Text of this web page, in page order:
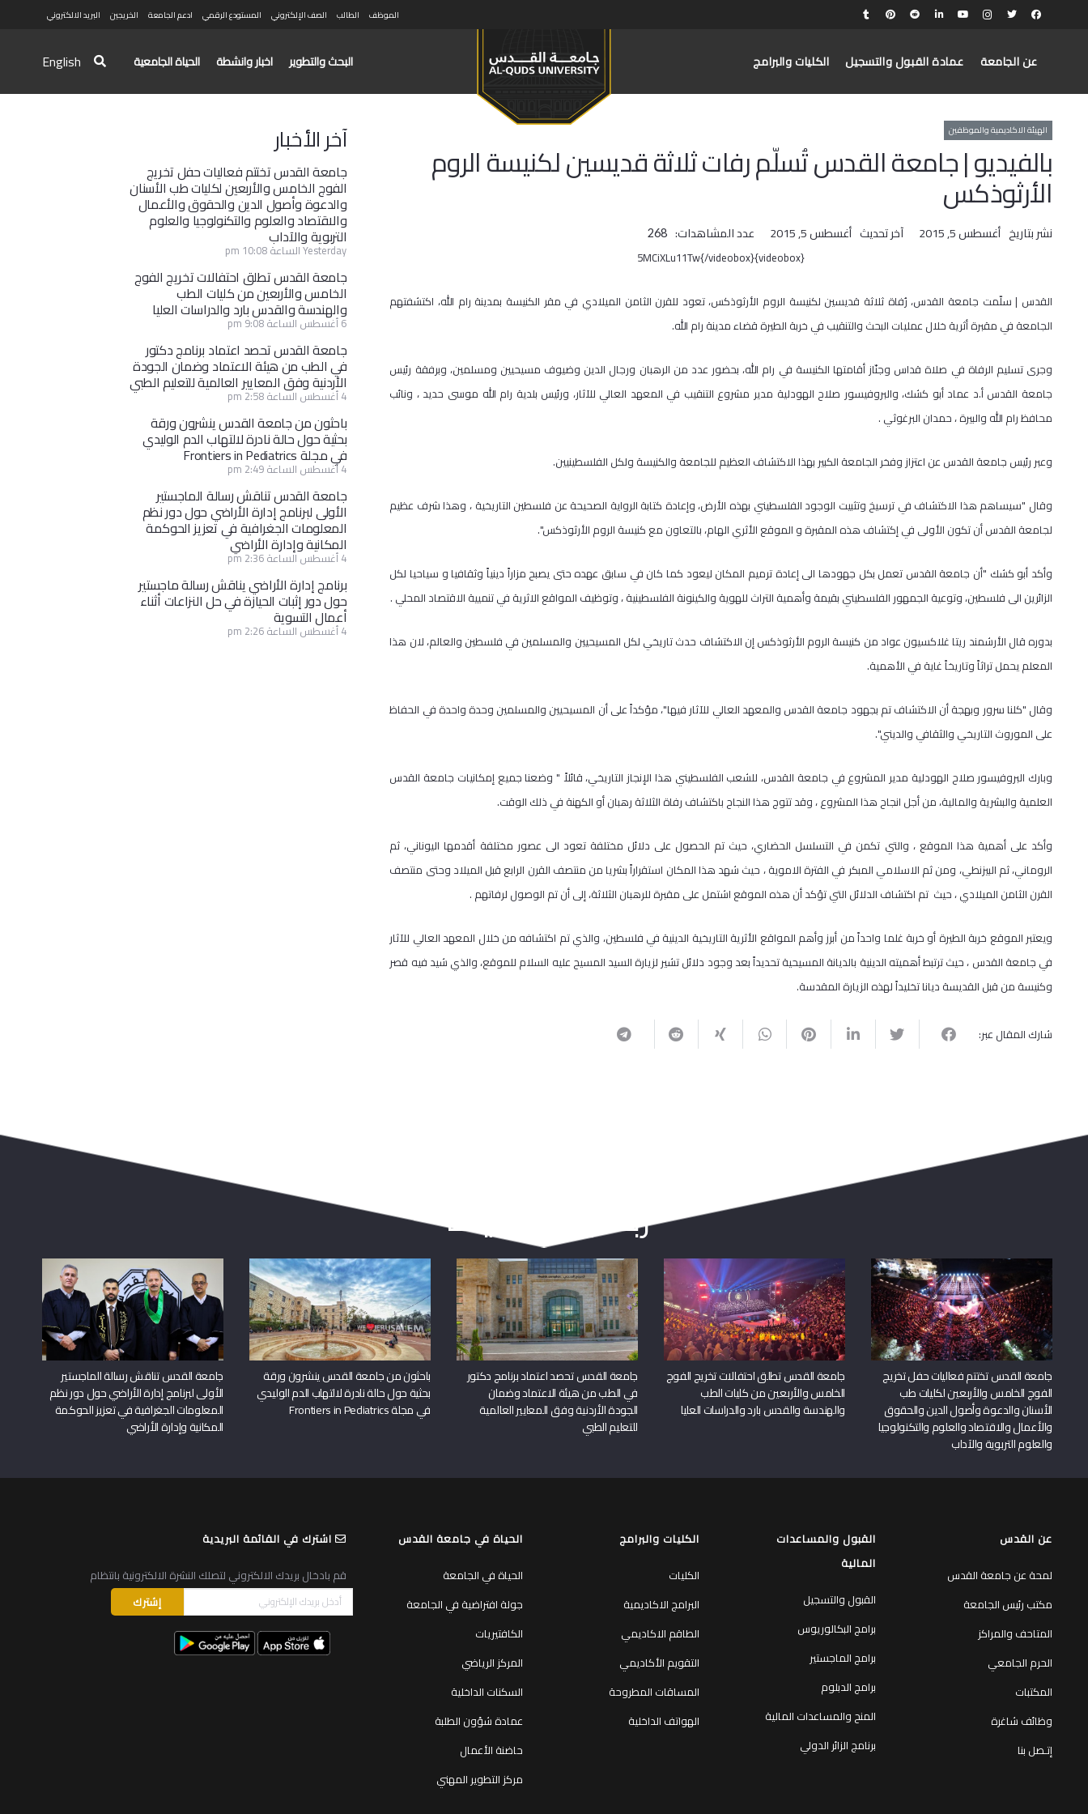
الموظف الطالب الصف الإلكتروني المستودع الرقمي ادعم الجامعة الخريجين البريد الالكتروني
عن الجامعة عمادة القبول والتسجيل الكليات والبرامج البحث والتطوير اخبار وانشطة الحياة الجامعية English
الهيئة الاكاديمية والموظفين
بالفيديو | جامعة القدس تُسلّم رفات ثلاثة قديسين لكنيسة الروم
الأرثوذكس
نشر بتاريخ أغسطس 5, 2015 آخر تحديث أغسطس 5, 2015 عدد المشاهدات: 268
{videobox}5MCiXLu11Tw{/videobox}
القدس | سلّمت جامعة القدس، رُفاة ثلاثة قديسين لكنيسة الروم الأرثوذكس، تعود للقرن الثامن الميلادي في مقر الكنيسة بمدينة رام الله، اكتشفتهم
الجامعة في مقبرة أثرية خلال عمليات البحث والتنقيب في خربة الطيرة قضاء مدينة رام الله.
وجرى تسليم الرفاة في صلاة قداس وجنّاز أقامتها الكنيسة في رام الله، بحضور عدد من الرهبان ورجال الدين وضيوف مسيحيين ومسلمين، وبرفقة رئيس
جامعة القدس أ.د عماد أبو كشك، والبروفيسور صلاح الهودلية مدير مشروع التنقيب في المعهد العالي للآثار، ورئيس بلدية رام الله موسى حديد ، ونائب
محافظ رام الله والبيرة ، حمدان البرغوثي .
وعبر رئيس جامعة القدس عن اعتزاز وفخر الجامعة الكبير بهذا الاكتشاف العظيم للجامعة والكنيسة ولكل الفلسطينيين.
وقال "سيساهم هذا الاكتشاف في ترسيخ وتثبيت الوجود الفلسطيني بهذه الأرض، وإعادة كتابة الرواية الصحيحة عن فلسطين التاريخية ، وهذا شرف عظيم
لجامعة القدس أن تكون الأولى في إكتشاف هذه المقبرة و الموقع الأثري الهام، بالتعاون مع كنيسة الروم الأرثوذكس".
وأكد أبو كشك "أن جامعة القدس تعمل بكل جهودها الى إعادة ترميم المكان ليعود كما كان في سابق عهده حتى يصبح مزاراً دينياً وثقافيا و سياحيا لكل
الزائرين الى فلسطين، وتوعية الجمهور الفلسطيني بقيمة وأهمية التراث للهوية والكينونة الفلسطينية ، وتوظيف المواقع الاثرية في تنميية الاقتصاد المحلي .
بدوره قال الأرشمند ريتا غلاكسيون عواد من كنيسة الروم الأرثوذكس إن الاكتشاف حدث تاريخي لكل المسيحيين والمسلمين في فلسطين والعالم، لان هذا
المعلم يحمل تراثاً وتاريخاً غاية في الأهمية.
وقال "كلنا سرور وبهجة أن الاكتشاف تم بجهود جامعة القدس والمعهد العالي للآثار فيها"، مؤكداً على أن المسيحيين والمسلمين وحدة واحدة في الحفاظ
على الموروث التاريخي والثقافي والديني".
وبارك البروفيسور صلاح الهودلية مدير المشروع في جامعة القدس، للشعب الفلسطيني هذا الإنجاز التاريخي، قائلاً " وضعنا جميع إمكانيات جامعة القدس
العلمية والبشرية والمالية، من أجل انجاح هذا المشروع ، وقد تتوج هذا النجاح باكتشاف رفاة الثلاثة رهبان أو الكهنة في ذلك الوقت.
وأكد على أهمية هذا الموقع ، والتي تكمن في التسلسل الحضاري، حيث تم الحصول على دلائل مختلفة تعود الى عصور مختلفة أقدمها اليوناني، ثم
الروماني، ثم البيزنطي، ومن ثم الاسلامي المبكر في الفترة الاموية ، حيث شهد هذا المكان استقراراً بشريا من منتصف القرن الرابع قبل الميلاد وحتى منتصف
القرن الثامن الميلادي ، حيث تم اكتشاف الدلائل التي تؤكد أن هذه الموقع اشتمل على مقبرة للرهبان الثلاثة، إلى أن تم الوصول لرفاتهم .
ويعتبر الموقع خربة الطيرة أو خربة غلما واحداً من أبرز وأهم المواقع الأثرية التاريخية الدينية في فلسطين، والذي تم اكتشافه من خلال المعهد العالي للآثار
في جامعة القدس ، حيث ترتبط أهميته الدينية بالديانة المسيحية تحديداً بعد وجود دلائل تشير لزيارة السيد المسيح عليه السلام للموقع، والذي شيد فيه قصر
وكنيسة من قبل القديسة ديانا تخليداً لهذه الزيارة المقدسة.
شارك المقال عبر:
آخر الأخبار
جامعة القدس تختتم فعاليات حفل تخريج
الفوج الخامس والأربعين لكليات طب الأسنان
والدعوة وأصول الدين والحقوق والأعمال
والاقتصاد والعلوم والتكنولوجيا والعلوم
التربوية والآداب
Yesterday الساعة 10:08 pm
جامعة القدس تطلق احتفالات تخريج الفوج
الخامس والأربعين من كليات الطب
والهندسة والقدس بارد والدراسات العليا
6 أغسطس الساعة 9:08 pm
جامعة القدس تحصد اعتماد برنامج دكتور
في الطب من هيئة الاعتماد وضمان الجودة
الأردنية وفق المعايير العالمية للتعليم الطبي
4 أغسطس الساعة 2:58 pm
باحثون من جامعة القدس ينشرون ورقة
بحثية حول حالة نادرة لالتهاب الدم الوليدي
في مجلة Frontiers in Pediatrics
4 أغسطس الساعة 2:49 pm
جامعة القدس تناقش رسالة الماجستير
الأولى لبرنامج إدارة الأراضي حول دور نظم
المعلومات الجغرافية في تعزيز الحوكمة
المكانية وإدارة الأراضي
4 أغسطس الساعة 2:36 pm
برنامج إدارة الأراضي يناقش رسالة ماجستير
حول دور إثبات الحيازة في حل النزاعات أثناء
أعمال التسوية
4 أغسطس الساعة 2:26 pm
ربما يعجبك أيضا
جامعة القدس تختتم فعاليات حفل تخريج
الفوج الخامس والأربعين لكليات طب
الأسنان والدعوة وأصول الدين والحقوق
والأعمال والاقتصاد والعلوم والتكنولوجيا
والعلوم التربوية والآداب
جامعة القدس تطلق احتفالات تخريج الفوج
الخامس والأربعين من كليات الطب
والهندسة والقدس بارد والدراسات العليا
جامعة القدس تحصد اعتماد برنامج دكتور
في الطب من هيئة الاعتماد وضمان
الجودة الأردنية وفق المعايير العالمية
للتعليم الطبي
باحثون من جامعة القدس ينشرون ورقة
بحثية حول حالة نادرة لالتهاب الدم الوليدي
في مجلة Frontiers in Pediatrics
جامعة القدس تناقش رسالة الماجستير
الأولى لبرنامج إدارة الأراضي حول دور نظم
المعلومات الجغرافية في تعزيز الحوكمة
المكانية وإدارة الأراضي
عن القدس
لمحة عن جامعة القدس
مكتب رئيس الجامعة
المتاحف والمراكز
الحرم الجامعي
المكتبات
وظائف شاغرة
إتـصل بنا
القبول والمساعدات
المالية
القبول والتسجيل
برامج البكالوريوس
برامج الماجستير
برامج الدبلوم
المنح والمساعدات المالية
برنامج الزائر الدولي
الكليات والبرامج
الكليات
البرامج الاكاديمية
الطاقم الاكاديمي
التقويم الأكاديمي
المساقات المطروحة
الهواتف الداخلية
الحياة في جامعة القدس
الحياة في الجامعة
جولة افتراضية في الجامعة
الكافتيريات
المركز الرياضي
السكنات الداخلية
عمادة شؤون الطلبة
حاضنة الأعمال
مركز التطوير المهني
اشترك في القائمة البريدية
قم بادخال بريدك الالكتروني لتصلك النشرة الالكترونية بانتظام